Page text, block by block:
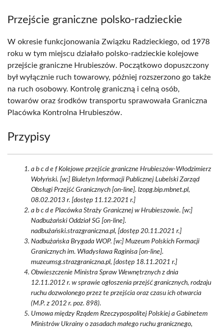
Przejście graniczne polsko-radzieckie
W okresie funkcjonowania Związku Radzieckiego, od 1978
roku w tym miejscu działało polsko-radzieckie kolejowe
przejście graniczne Hrubieszów. Początkowo dopuszczony
był wyłącznie ruch towarowy, później rozszerzono go także
na ruch osobowy. Kontrolę graniczną i celną osób,
towarów oraz środków transportu sprawowała Graniczna
Placówka Kontrolna Hrubieszów.
Przypisy
a b c d e f Kolejowe przejście graniczne Hrubieszów-Włodzimierz
Wołyński. [w:] Biuletyn Informacji Publicznej Lubelski Zarząd
Obsługi Przejść Granicznych [on-line]. lzopg.bip.mbnet.pl,
08.02.2013 r. [dostęp 11.12.2021 r.]
a b c d e Placówka Straży Granicznej w Hrubieszowie. [w:]
Nadbużański Oddział SG [on-line].
nadbużański.strazgraniczna.pl, [dostęp 20.11.2021 r.]
Nadbużańska Brygada WOP. [w:] Muzeum Polskich Formacji
Granicznych im. Władysława Raginisa [on-line].
muzeumsg.strazgraniczna.pl, [dostęp 18.11.2021 r.]
Obwieszczenie Ministra Spraw Wewnętrznych z dnia
12.11.2012 r. w sprawie ogłoszenia przejść granicznych, rodzaju
ruchu dozwolonego przez te przejścia oraz czasu ich otwarcia
(M.P. z 2012 r. poz. 898).
Umowa między Rządem Rzeczypospolitej Polskiej a Gabinetem
Ministrów Ukrainy o zasadach małego ruchu granicznego,